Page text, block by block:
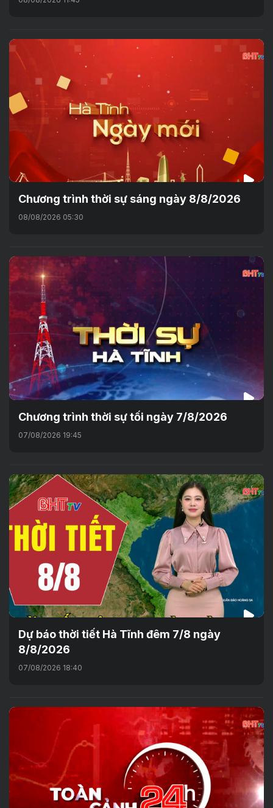
Chương trình thời sự sáng ngày 8/8/2026
08/08/2026 05:30
Chương trình thời sự tối ngày 7/8/2026
07/08/2026 19:45
Dự báo thời tiết Hà Tĩnh đêm 7/8 ngày
8/8/2026
07/08/2026 18:40